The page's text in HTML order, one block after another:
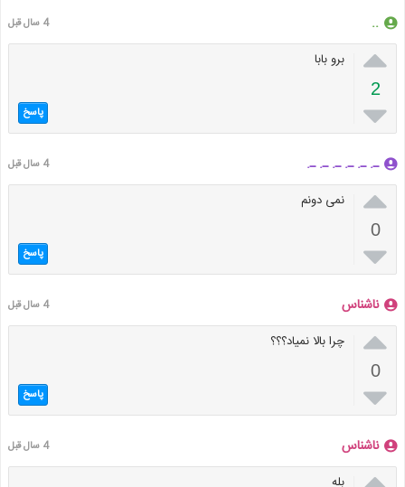
.. 4 سال قبل

2

برو بابا
پاسخ
ـ. ـ. ـ. ـ. ـ. ـ. 4 سال قبل

0

نمی دونم
پاسخ
ناشناس 4 سال قبل

0

چرا بالا نمیاد؟؟؟
پاسخ
ناشناس 4 سال قبل
بله